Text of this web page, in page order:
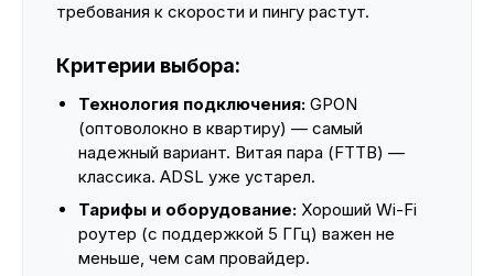
требования к скорости и пингу растут.
Критерии выбора:
Технология подключения: GPON
(оптоволокно в квартиру) — самый
надежный вариант. Витая пара (FTTB) —
классика. ADSL уже устарел.
Тарифы и оборудование: Хороший Wi-Fi
роутер (с поддержкой 5 ГГц) важен не
меньше, чем сам провайдер.